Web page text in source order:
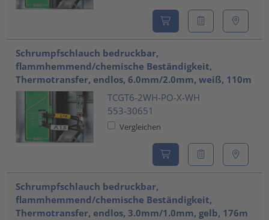
Schrumpfschlauch bedruckbar,
flammhemmend/chemische Beständigkeit,
Thermotransfer, endlos, 6.0mm/2.0mm, weiß, 110m
TCGT6-2WH-PO-X-WH
553-30651
Vergleichen
Schrumpfschlauch bedruckbar,
flammhemmend/chemische Beständigkeit,
Thermotransfer, endlos, 3.0mm/1.0mm, gelb, 176m